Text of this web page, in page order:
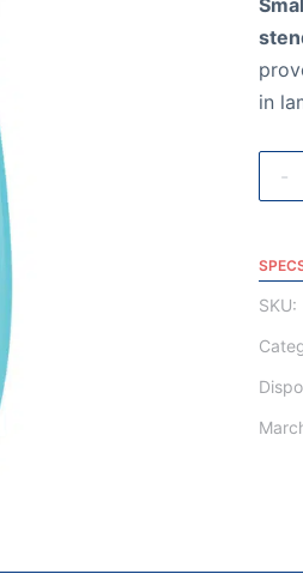
in
-
SKU: